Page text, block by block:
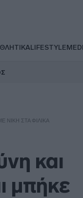
LIFESTYLE
ΣΤΑ ΦΙΛΙΚΆ
και
μπήκε